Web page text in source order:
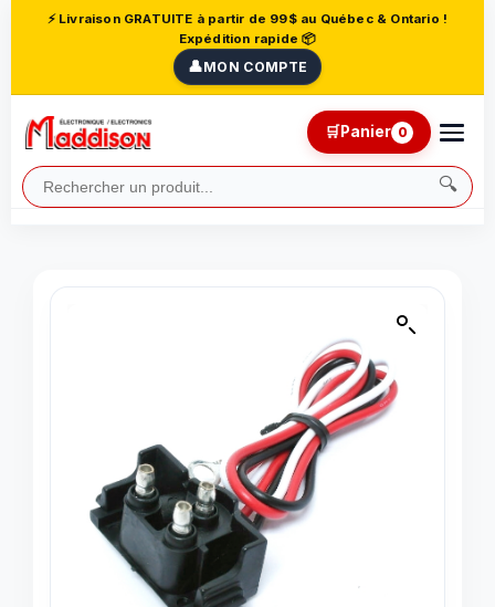
⚡ Livraison GRATUITE à partir de 99$ au Québec & Ontario !
Expédition rapide 📦
👤MON COMPTE
🔍
🛒Panier 0